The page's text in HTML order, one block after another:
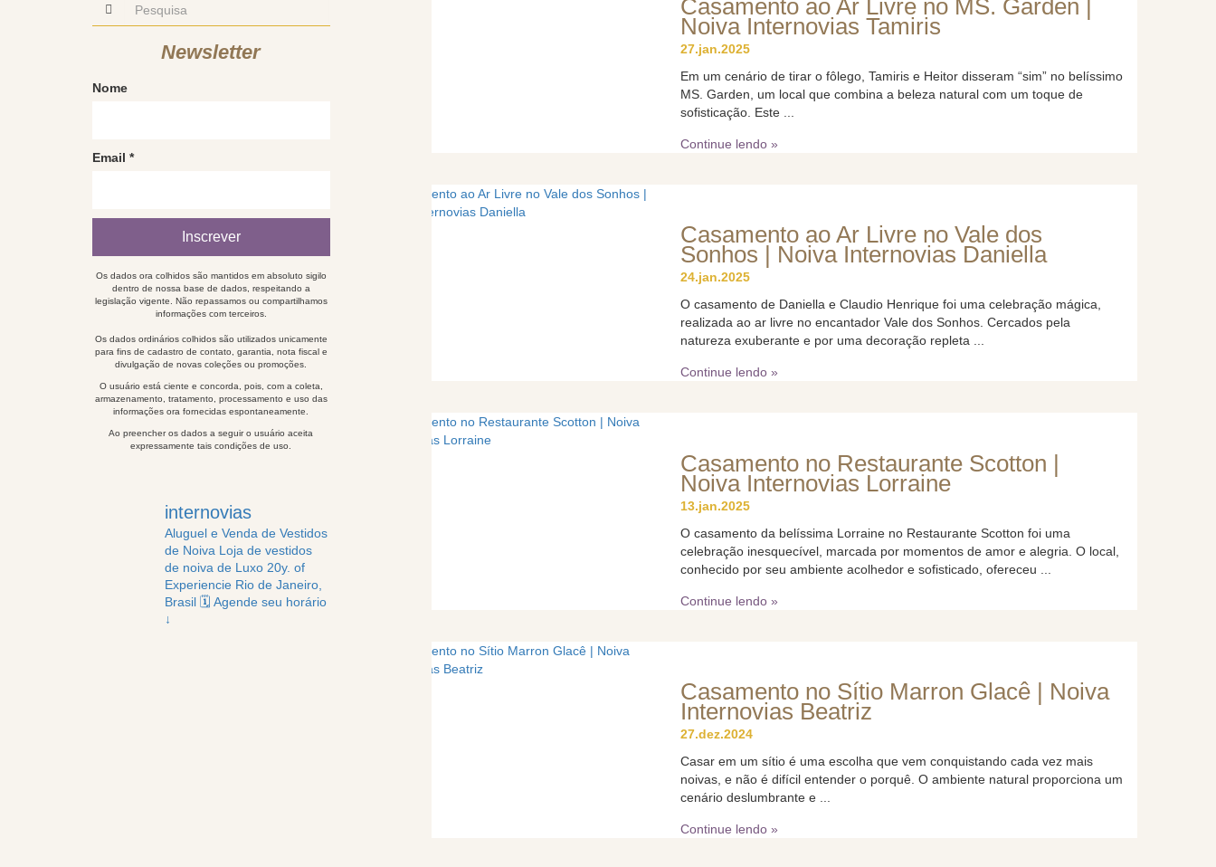
Newsletter
Nome
Email *
Os dados ora colhidos são mantidos em absoluto sigilo
dentro de nossa base de dados, respeitando a
legislação vigente. Não repassamos ou compartilhamos
informações com terceiros.
Os dados ordinários colhidos são utilizados unicamente
para fins de cadastro de contato, garantia, nota fiscal e
divulgação de novas coleções ou promoções.
O usuário está ciente e concorda, pois, com a coleta,
armazenamento, tratamento, processamento e uso das
informações ora fornecidas espontaneamente.
Ao preencher os dados a seguir o usuário aceita
expressamente tais condições de uso.
internovias
Aluguel e Venda de Vestidos
de Noiva Loja de vestidos
de noiva de Luxo 20y. of
Experiencie Rio de Janeiro,
Brasil 🗓️ Agende seu horário
↓
Casamento ao Ar Livre no MS. Garden |
Noiva Internovias Tamiris
27.jan.2025
Em um cenário de tirar o fôlego, Tamiris e Heitor disseram “sim” no belíssimo
MS. Garden, um local que combina a beleza natural com um toque de
sofisticação. Este ...
Continue lendo »
Casamento ao Ar Livre no Vale dos
Sonhos | Noiva Internovias Daniella
24.jan.2025
O casamento de Daniella e Claudio Henrique foi uma celebração mágica,
realizada ao ar livre no encantador Vale dos Sonhos. Cercados pela
natureza exuberante e por uma decoração repleta ...
Continue lendo »
Casamento no Restaurante Scotton |
Noiva Internovias Lorraine
13.jan.2025
O casamento da belíssima Lorraine no Restaurante Scotton foi uma
celebração inesquecível, marcada por momentos de amor e alegria. O local,
conhecido por seu ambiente acolhedor e sofisticado, ofereceu ...
Continue lendo »
Casamento no Sítio Marron Glacê | Noiva
Internovias Beatriz
27.dez.2024
Casar em um sítio é uma escolha que vem conquistando cada vez mais
noivas, e não é difícil entender o porquê. O ambiente natural proporciona um
cenário deslumbrante e ...
Continue lendo »